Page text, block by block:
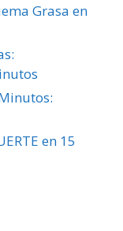
Grasa en
en 15